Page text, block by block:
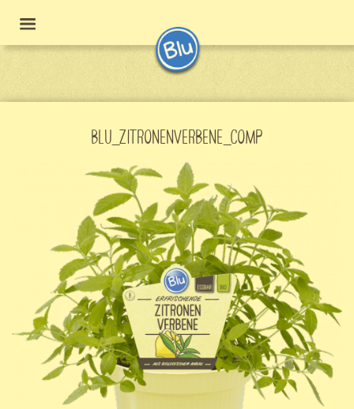
BLU_ZITRONENVERBENE_COMP